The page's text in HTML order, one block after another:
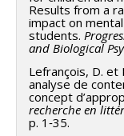
Results from a
impact on
students.
and Biological
Lefrançois, D. et
analyse de
concept
recherche en
p. 1‑35.